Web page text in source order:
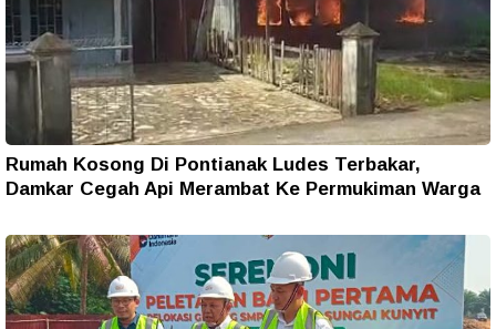
Rumah Kosong Di Pontianak Ludes Terbakar,
Damkar Cegah Api Merambat Ke Permukiman Warga